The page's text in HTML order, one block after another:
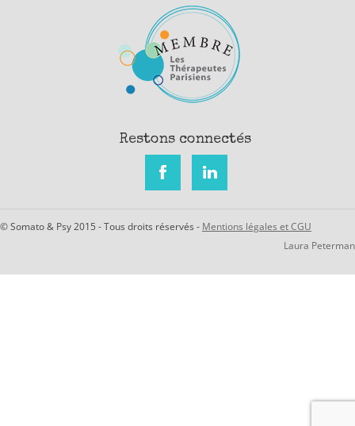
Restons connectés
© Somato & Psy 2015 - Tous droits réservés - Mentions légales et CGU
Laura Peterman